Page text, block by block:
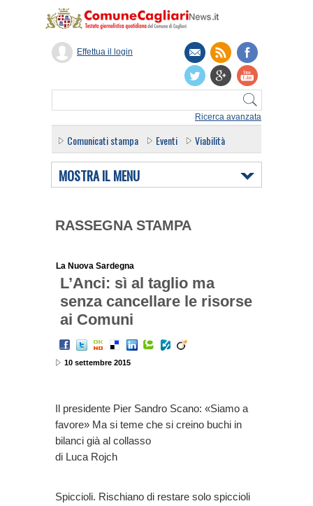
Ricerca avanzata
Effettua il login
Comunicati stampa Eventi Viabilità
MOSTRA IL MENU
RASSEGNA STAMPA
La Nuova Sardegna
L’Anci: sì al taglio ma
senza cancellare le risorse
ai Comuni
10 settembre 2015
Il presidente Pier Sandro Scano: «Siamo a
favore» Ma si teme che si creino buchi in
bilanci già al collasso
di Luca Rojch
Spiccioli. Rischiano di restare solo spiccioli